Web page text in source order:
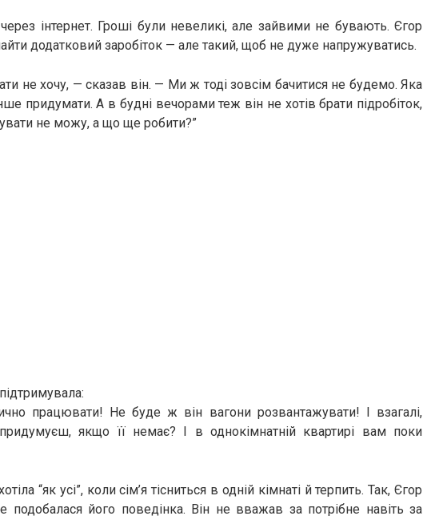
інтернет. Гроші були невеликі, але зайвими не бувають. Єгор
додатковий заробіток — але такий, щоб не дуже напружуватись.
не хочу, — сказав він. — Ми ж тоді зовсім бачитися не будемо. Яка
придумати. А в будні вечорами теж він не хотів брати підробіток,
не можу, а що ще робити?”
працювати! Не буде ж він вагони розвантажувати! І взагалі,
якщо її немає? І в однокімнатній квартирі вам поки
“як усі”, коли сім’я тісниться в одній кімнаті й терпить. Так, Єгор
його поведінка. Він не вважав за потрібне навіть за